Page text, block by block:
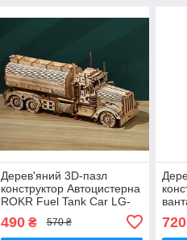
Дерев'яний 3D-пазл
конструктор Автоцистерна
ROKR Fuel Tank Car LG-
490₴ 570 ₴ 720